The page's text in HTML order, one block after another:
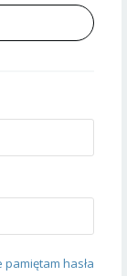
pamiętam hasła